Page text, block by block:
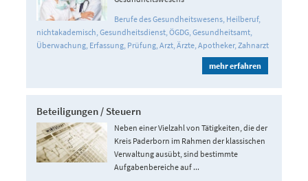
Berufe des Gesundheitswesens Heilberuf
nichtakademisch Gesundheitsdienst ÖGDG Gesundheitsamt
Überwachung Erfassung Prüfung Arzt Ärzte Apotheker Zahnarzt
mehr erfahren
Beteiligungen / Steuern
Neben einer Vielzahl von Tätigkeiten, die der
Kreis Paderborn im Rahmen der klassischen
Verwaltung ausübt, sind bestimmte
Aufgabenbereiche auf ...